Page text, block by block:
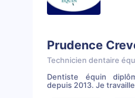
Prudence
Technicien dentaire
Dentiste équin
depuis 2013. Je